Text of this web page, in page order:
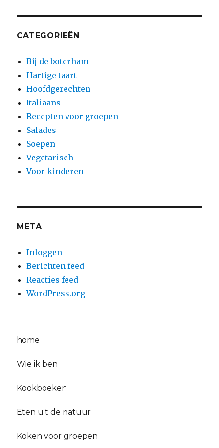
CATEGORIEËN
Bij de boterham
Hartige taart
Hoofdgerechten
Italiaans
Recepten voor groepen
Salades
Soepen
Vegetarisch
Voor kinderen
META
Inloggen
Berichten feed
Reacties feed
WordPress.org
home
Wie ik ben
Kookboeken
Eten uit de natuur
Koken voor groepen